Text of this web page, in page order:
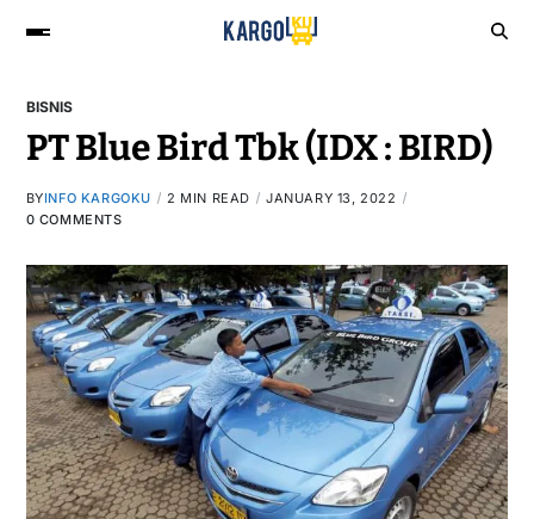
BISNIS
PT Blue Bird Tbk (IDX : BIRD)
BYINFO KARGOKU 2 MIN READ
JANUARY 13, 2022
0 COMMENTS